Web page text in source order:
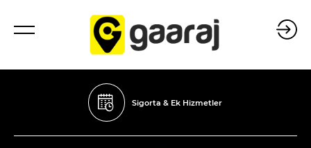
Sigorta & Ek Hizmetler